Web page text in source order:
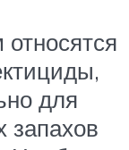
для
запахов